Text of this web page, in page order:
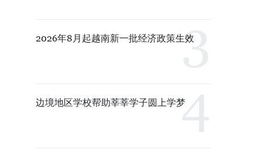
2026年8月起越南新一批经济政策生效
边境地区学校帮助莘莘学子圆上学梦